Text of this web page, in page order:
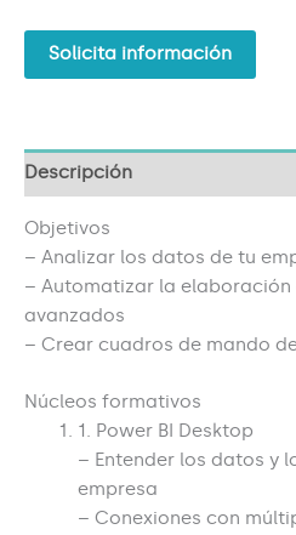
Solicita información
Descripción
Objetivos
– Analizar los datos de tu
– Automatizar la
avanzados
– Crear cuadros de mando
Núcleos formativos
1. Power BI Desktop
– Entender los datos y
empresa
– Conexiones con